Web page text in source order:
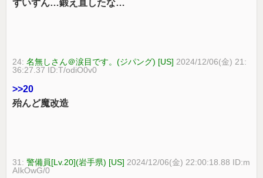
ずいずん…鍛え直したな…
24:名無しさん＠涙目です。(ジパング) [US] 2024/12/06(金) 21:
36:27.37 ID:T/odiO0v0
>>20
殆んど魔改造
31:警備員[Lv.20](岩手県) [US] 2024/12/06(金) 22:00:18.88 ID:m
AIkOwG/0